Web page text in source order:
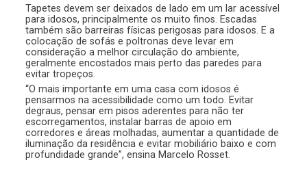
Tapetes devem ser deixados de lado em um lar acessível
para idosos, principalmente os muito finos. Escadas
também são barreiras físicas perigosas para idosos. E a
colocação de sofás e poltronas deve levar em
consideração a melhor circulação do ambiente,
geralmente encostados mais perto das paredes para
evitar tropeços.
“O mais importante em uma casa com idosos é
pensarmos na acessibilidade como um todo. Evitar
degraus, pensar em pisos aderentes para não ter
escorregamentos, instalar barras de apoio em
corredores e áreas molhadas, aumentar a quantidade de
iluminação da residência e evitar mobiliário baixo e com
profundidade grande”, ensina Marcelo Rosset.